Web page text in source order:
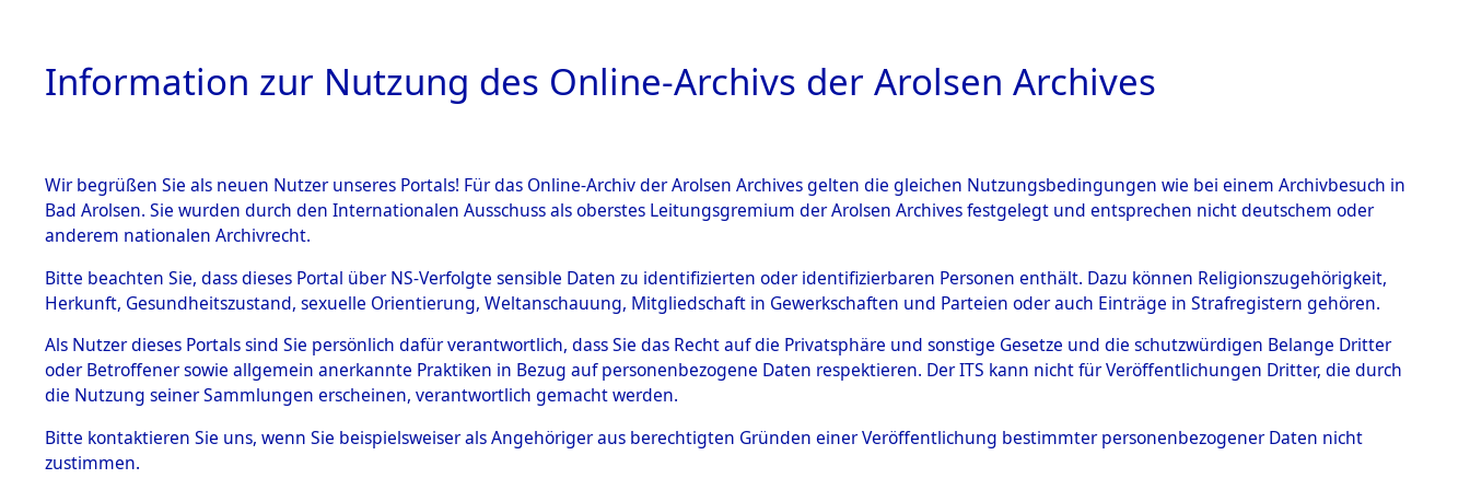
HOME BESTANDSBESCHREIBUNG ARCHIVALE ÜBERSICHT BILD
BESTÄNDE
Inhaftierungsdoku
mente
5. Verschiedenes
Todesmärsche
5.3.1 Alliierte
Ermittlungen zu den Orten Haag/Oberbayern - Hessenthal→
0002 (84598578)→0037 (84598615)
0037 (84598615)
Information zur Nutzung des Online-Archivs der Arolsen Archives
Wir begrüßen Sie als neuen Nutzer unseres Portals! Für das Online-Archiv der Arolsen Archives gelten die gleichen Nutzungsbedingungen wie bei einem Archivbesuch in
Bad Arolsen. Sie wurden durch den Internationalen Ausschuss als oberstes Leitungsgremium der Arolsen Archives festgelegt und entsprechen nicht deutschem oder
anderem nationalen Archivrecht.
Bitte beachten Sie, dass dieses Portal über NS-Verfolgte sensible Daten zu identifizierten oder identifizierbaren Personen enthält. Dazu können Religionszugehörigkeit,
Herkunft, Gesundheitszustand, sexuelle Orientierung, Weltanschauung, Mitgliedschaft in Gewerkschaften und Parteien oder auch Einträge in Strafregistern gehören.
Als Nutzer dieses Portals sind Sie persönlich dafür verantwortlich, dass Sie das Recht auf die Privatsphäre und sonstige Gesetze und die schutzwürdigen Belange Dritter
oder Betroffener sowie allgemein anerkannte Praktiken in Bezug auf personenbezogene Daten respektieren. Der ITS kann nicht für Veröffentlichungen Dritter, die durch
die Nutzung seiner Sammlungen erscheinen, verantwortlich gemacht werden.
Bitte kontaktieren Sie uns, wenn Sie beispielsweiser als Angehöriger aus berechtigten Gründen einer Veröffentlichung bestimmter personenbezogener Daten nicht
zustimmen.